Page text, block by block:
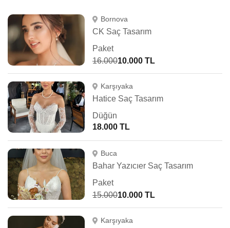
Bornova
CK Saç Tasarım
Paket
16.00010.000 TL
Karşıyaka
Hatice Saç Tasarım
Düğün
18.000 TL
Buca
Bahar Yazıcıer Saç Tasarım
Paket
15.00010.000 TL
Karşıyaka